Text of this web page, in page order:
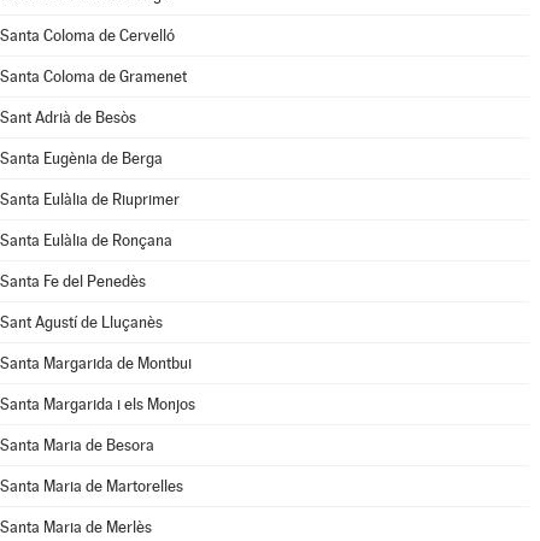
Santa Coloma de Cervelló
Santa Coloma de Gramenet
Sant Adrià de Besòs
Santa Eugènia de Berga
Santa Eulàlia de Riuprimer
Santa Eulàlia de Ronçana
Santa Fe del Penedès
Sant Agustí de Lluçanès
Santa Margarida de Montbui
Santa Margarida i els Monjos
Santa Maria de Besora
Santa Maria de Martorelles
Santa Maria de Merlès